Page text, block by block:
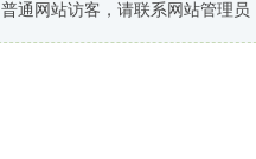
普通网站访客，请联系网站管理员